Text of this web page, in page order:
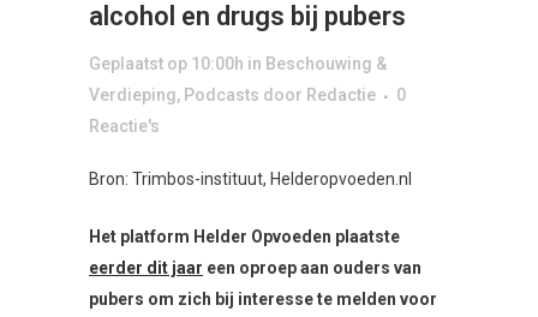
alcohol en drugs bij pubers
Geplaatst op 10:00h in Beschouwing &
Verdieping, Podcasts door Redactie
0
Reactie's
Bron: Trimbos-instituut, Helderopvoeden.nl
Het platform Helder Opvoeden plaatste
eerder dit jaar een oproep aan ouders van
pubers om zich bij interesse te melden voor